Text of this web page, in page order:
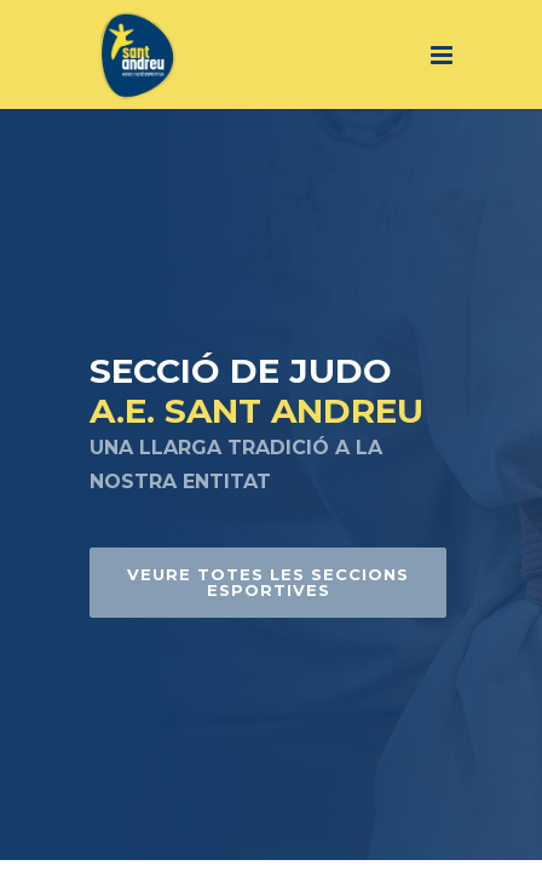
SECCIÓ DE JUDO
A.E. SANT ANDREU
UNA LLARGA TRADICIÓ A LA
NOSTRA ENTITAT
VEURE TOTES LES SECCIONS
ESPORTIVES